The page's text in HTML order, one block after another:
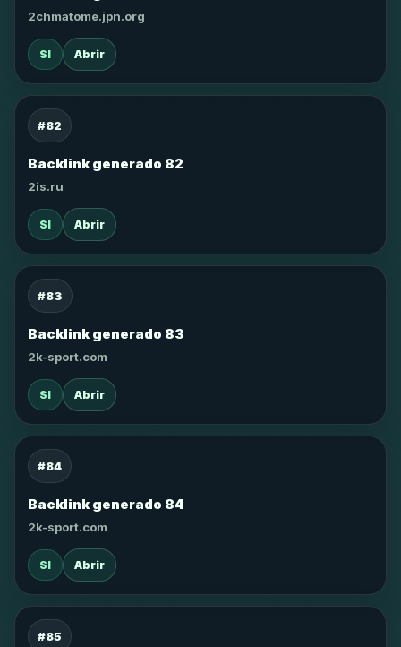
2chmatome.jpn.org
SI Abrir
#82
Backlink generado 82
2is.ru
SI Abrir
#83
Backlink generado 83
2k-sport.com
SI Abrir
#84
Backlink generado 84
2k-sport.com
SI Abrir
#85